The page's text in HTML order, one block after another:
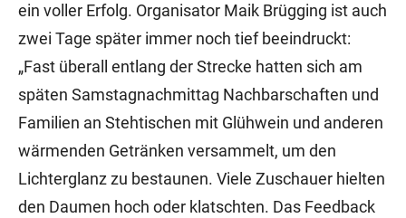
ein voller Erfolg. Organisator Maik Brügging ist auch
zwei Tage später immer noch tief beeindruckt:
„Fast überall entlang der Strecke hatten sich am
späten Samstagnachmittag Nachbarschaften und
Familien an Stehtischen mit Glühwein und anderen
wärmenden Getränken versammelt, um den
Lichterglanz zu bestaunen. Viele Zuschauer hielten
den Daumen hoch oder klatschten. Das Feedback